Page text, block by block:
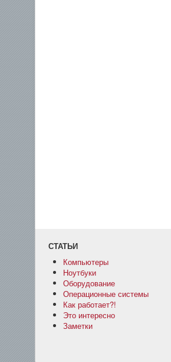
СТАТЬИ
Компьютеры
Ноутбуки
Оборудование
Операционные системы
Как работает?!
Это интересно
Заметки